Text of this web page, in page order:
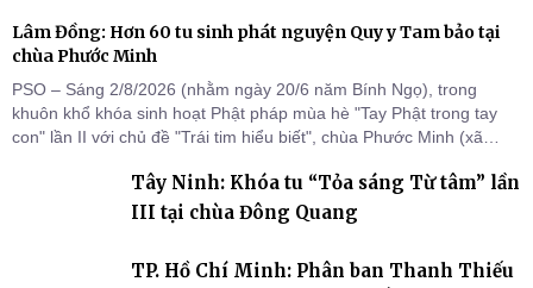
Lâm Đồng: Hơn 60 tu sinh phát nguyện Quy y Tam bảo tại
chùa Phước Minh
PSO – Sáng 2/8/2026 (nhằm ngày 20/6 năm Bính Ngọ), trong
khuôn khổ khóa sinh hoạt Phật pháp mùa hè "Tay Phật trong tay
con" lần II với chủ đề "Trái tim hiểu biết", chùa Phước Minh (xã
cho hơn 60 tu sinh.Tây Ninh: Khóa tu “Tỏa sáng Từ tâm” lần
III tại chùa Đông Quang
TP. Hồ Chí Minh: Phân ban Thanh Thiếu